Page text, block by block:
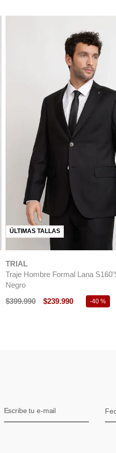
ÚLTIMAS TALLAS
TRIAL
Traje Hombre Formal Lana
Negro
$399.990 $239.990 -40 %